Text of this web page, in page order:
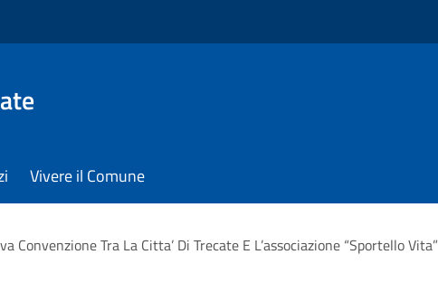
Vivere il Comune
Convenzione Tra La Citta’ Di Trecate E L’associazione “Sportello Vita”